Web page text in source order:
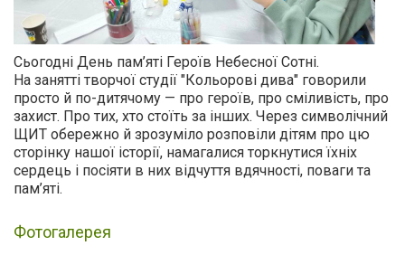
Сьогодні День пам’яті Героїв Небесної Сотні.
На занятті творчої студії "Кольорові дива" говорили
просто й по-дитячому — про героїв, про сміливість, про
захист. Про тих, хто стоїть за інших. Через символічний
ЩИТ обережно й зрозуміло розповіли дітям про цю
сторінку нашої історії, намагалися торкнутися їхніх
сердець і посіяти в них відчуття вдячності, поваги та
пам’яті.
Фотогалерея